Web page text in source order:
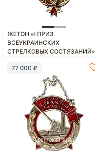
ЖЕТОН «I ПРИЗ
ВСЕУКРАИНСКИХ
СТРЕЛКОВЫХ СОСТЯЗАНИЙ»
77 000 ₽